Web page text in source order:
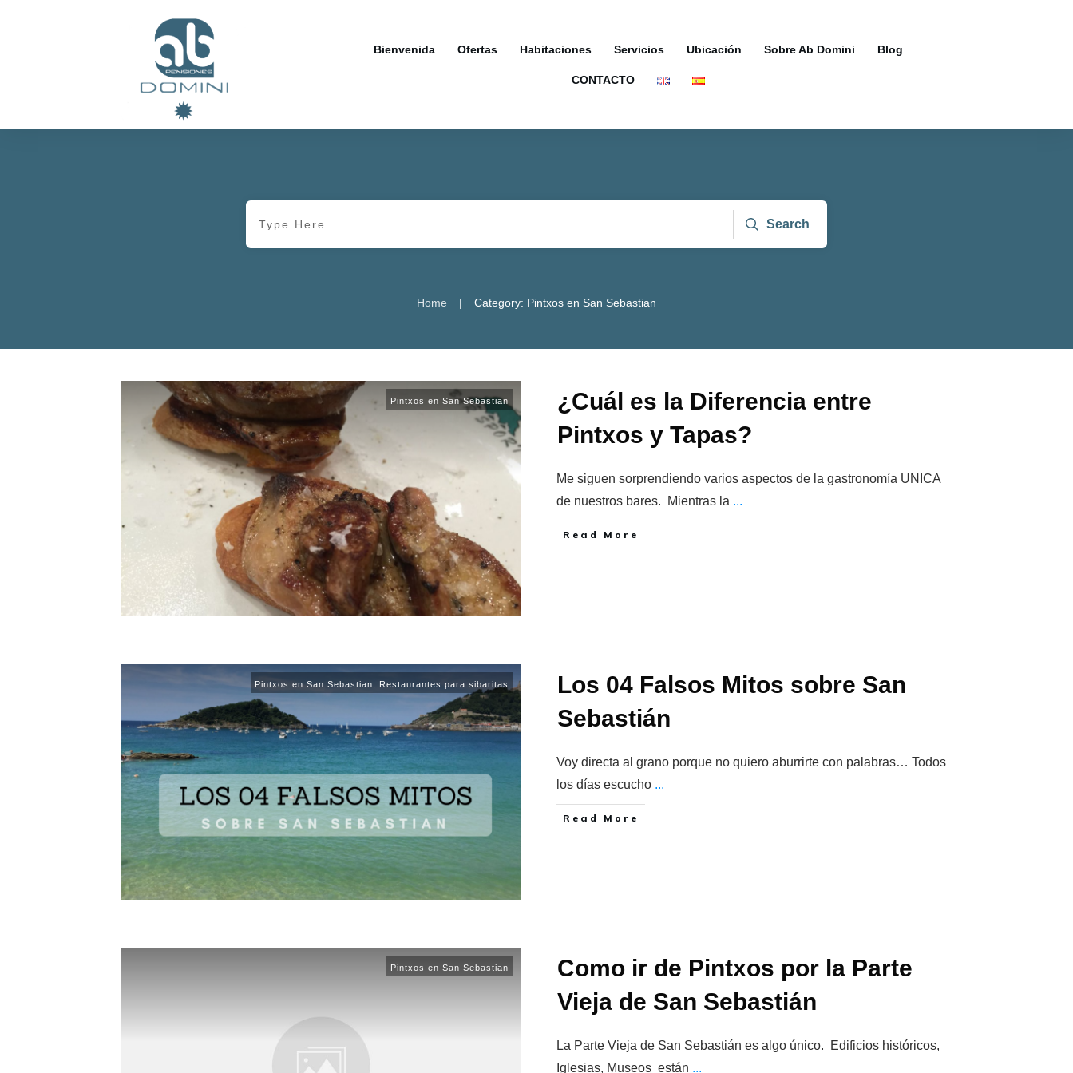
Bienvenida Ofertas Habitaciones Servicios Ubicación Sobre Ab Domini Blog
CONTACTO
Search
Home | Category: Pintxos en San Sebastian
Pintxos en San Sebastian
¿Cuál es la Diferencia entre
Pintxos y Tapas?
Me siguen sorprendiendo varios aspectos de la gastronomía UNICA
de nuestros bares. Mientras la ...
​Read More
Pintxos en San Sebastian Restaurantes para sibaritas
Los 04 Falsos Mitos sobre San
Sebastián
Voy directa al grano porque no quiero aburrirte con palabras… Todos
los días escucho ...
​Read More
Pintxos en San Sebastian
Como ir de Pintxos por la Parte
Vieja de San Sebastián
La Parte Vieja de San Sebastián es algo único. Edificios históricos,
Iglesias, Museos están ...